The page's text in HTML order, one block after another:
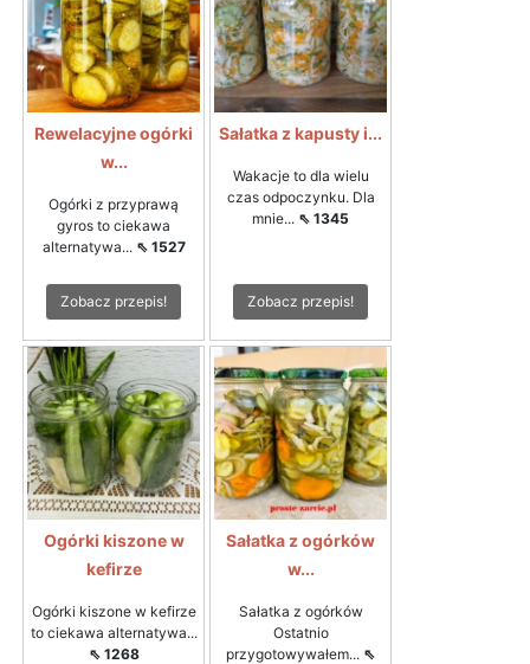
Rewelacyjne ogórki
w...
Ogórki z przyprawą
gyros to ciekawa
alternatywa... ⇖ 1527
Zobacz przepis!
Sałatka z kapusty i...
Wakacje to dla wielu
czas odpoczynku. Dla
mnie... ⇖ 1345
Zobacz przepis!
Ogórki kiszone w
kefirze
Ogórki kiszone w kefirze
to ciekawa alternatywa...
⇖ 1268
Sałatka z ogórków
w...
Sałatka z ogórków
Ostatnio
przygotowywałem... ⇖